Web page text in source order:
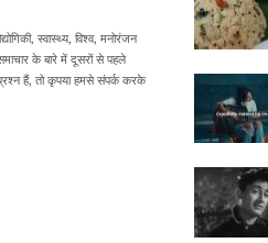
स्वास्थ्य, विश्व, मनोरंजन
के बारे में दूसरों से पहले
हैं, तो कृपया हमसे संपर्क करके